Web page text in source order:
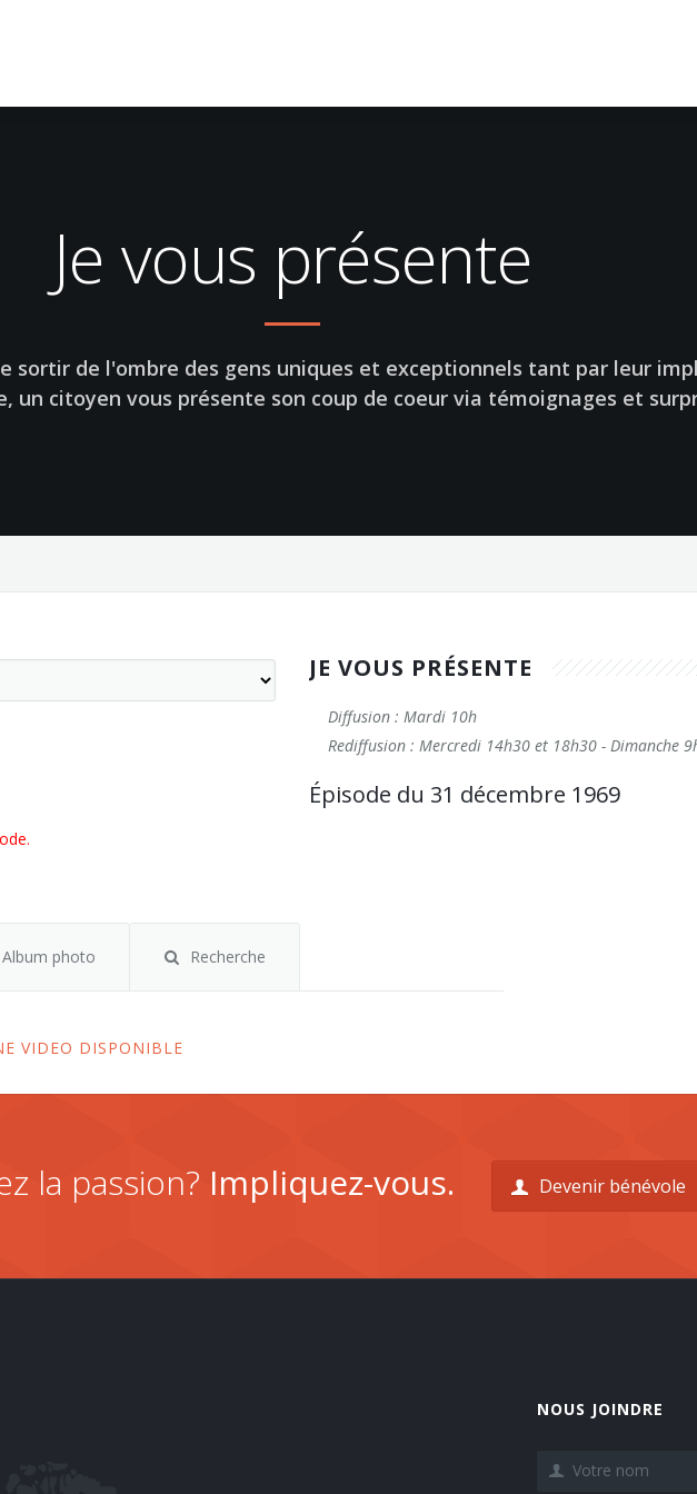
Je vous présente
sortir de l'ombre des gens uniques et exceptionnels tant par leur
un citoyen vous présente son coup de coeur via témoignages et
JE VOUS PRÉSENTE
Diffusion : Mardi 10h
Rediffusion : Mercredi 14h30 et 18h30 - Dimanche
Épisode du 31 décembre 1969
Album photo Recherche
VIDEO DISPONIBLE
la passion? Impliquez-vous. Devenir bénévole
NOUS JOINDRE